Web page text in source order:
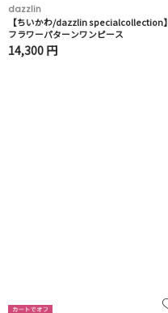
dazzlin
【ちいかわ/dazzlin specialcollection】
フラワーパターンワンピース
14,300 円